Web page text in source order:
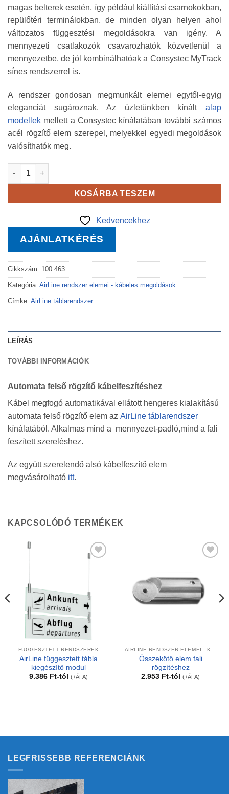
magas belterek esetén, így például kiállítási csarnokokban,
repülőtéri terminálokban, de minden olyan helyen ahol
változatos függesztési megoldásokra van igény. A
mennyezeti csatlakozók csavarozhatók közvetlenül a
mennyezetbe, de jól kombinálhatóak a Consystec MyTrack
sínes rendszerrel is.
A rendszer gondosan megmunkált elemei egytől-egyig
eleganciát sugároznak. Az üzletünkben kínált alap
modellek mellett a Consystec kínálatában további számos
acél rögzítő elem szerepel, melyekkel egyedi megoldások
valósíthatók meg.
Automata felső rögzítő kábelfeszítéshez mennyiség
KOSÁRBA TESZEM
Kedvencekhez
AJÁNLATKÉRÉS
Cikkszám: 100.463
Kategória: AirLine rendszer elemei - kábeles megoldások
Címke: AirLine táblarendszer
LEÍRÁS
TOVÁBBI INFORMÁCIÓK
Automata felső rögzítő kábelfeszítéshez
Kábel megfogó automatikával ellátott hengeres kialakítású
automata felső rögzítő elem az AirLine táblarendszer
kínálatából. Alkalmas mind a mennyezet-padló,mind a fali
feszített szereléshez.
Az együtt szerelendő alsó kábelfeszítő elem
megvásárolható itt.
KAPCSOLÓDÓ TERMÉKEK
FÜGGESZTETT RENDSZEREK
AirLine függesztett tábla
kiegészítő modul
9.386 Ft-tól (+ÁFA)
Összekötő elem fali
rögzítéshez
2.953 Ft-tól (+ÁFA)
LEGFRISSEBB REFERENCIÁNK